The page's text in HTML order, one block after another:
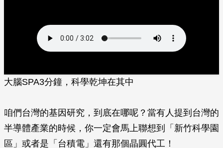
大腦SPA3分鐘，科學乾坤在其中
咱們台灣的基因研究，到底在哪呢？當有人提到台灣的
半導體產業的時候，你一定會馬上聯想到「新竹科學園
區」或者是「台積電」還有那個晶圓代工！